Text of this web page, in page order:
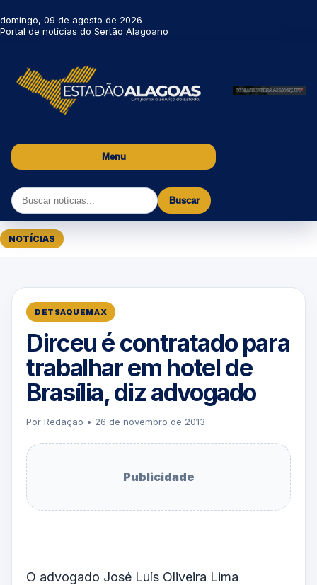
domingo, 09 de agosto de 2026
Portal de notícias do Sertão Alagoano
Menu
Buscar
NOTÍCIAS
DETSAQUEMAX
Dirceu é contratado para
trabalhar em hotel de
Brasília, diz advogado
Por Redação • 26 de novembro de 2013
Publicidade
O advogado José Luís Oliveira Lima